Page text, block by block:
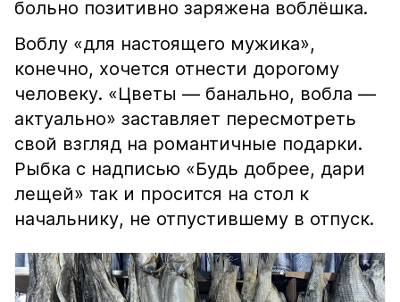
больно позитивно заряжена воблёшка.
Воблу «для настоящего мужика»,
конечно, хочется отнести дорогому
человеку. «Цветы — банально, вобла —
актуально» заставляет пересмотреть
свой взгляд на романтичные подарки.
Рыбка с надписью «Будь добрее, дари
лещей» так и просится на стол к
начальнику, не отпустившему в отпуск.